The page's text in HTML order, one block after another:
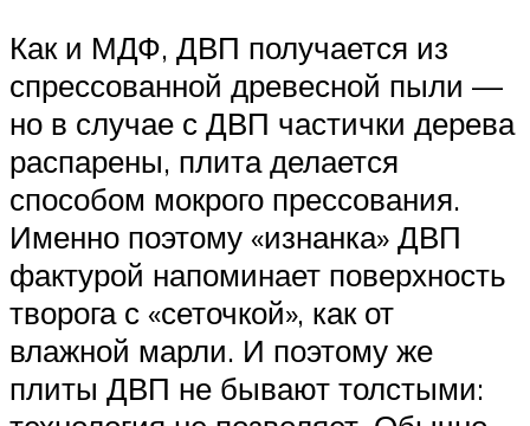
Как и МДФ, ДВП получается из
спрессованной древесной пыли —
но в случае с ДВП частички дерева
распарены, плита делается
способом мокрого прессования.
Именно поэтому «изнанка» ДВП
фактурой напоминает поверхность
творога с «сеточкой», как от
влажной марли. И поэтому же
плиты ДВП не бывают толстыми: